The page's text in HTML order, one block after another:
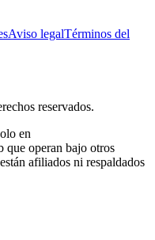
Aviso legalTérminos del
reservados.
en
operan bajo otros
afiliados ni respaldados